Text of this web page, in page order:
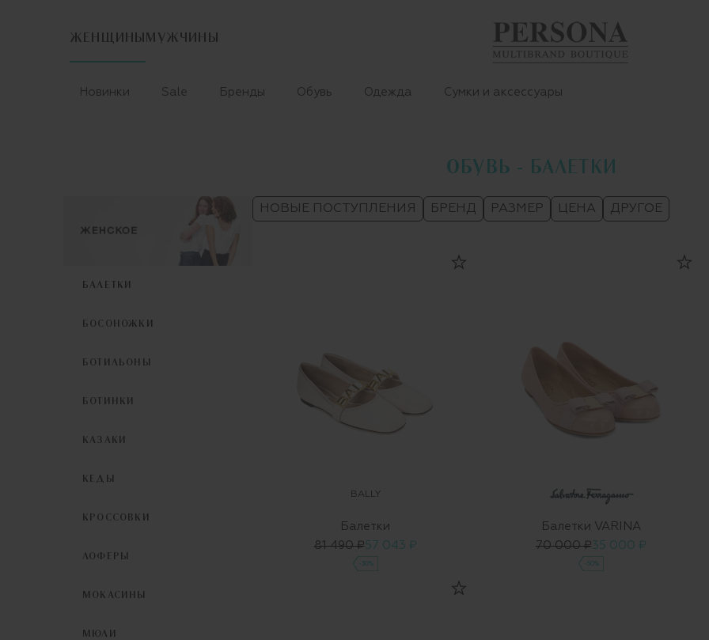
ЖЕНЩИНЫ МУЖЧИНЫ
Новинки Sale Бренды Обувь Одежда Сумки и аксессуары
ОБУВЬ - БАЛЕТКИ
БАЛЕТКИ
БОСОНОЖКИ
БОТИЛЬОНЫ
БОТИНКИ
КАЗАКИ
КЕДЫ
КРОССОВКИ
ЛОФЕРЫ
МОКАСИНЫ
МЮЛИ
НОВЫЕ ПОСТУПЛЕНИЯ БРЕНД РАЗМЕР ЦЕНА ДРУГОЕ
BALLY
Балетки
81 490 ₽57 043 ₽
-30%
Балетки VARINA
70 000 ₽ 35 000 ₽
-50%